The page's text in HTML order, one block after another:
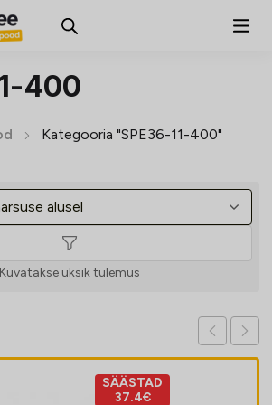
400
Kategooria "SPE36-11-400"
Kuvatakse üksik tulemus
SÄÄSTAD
37.4€